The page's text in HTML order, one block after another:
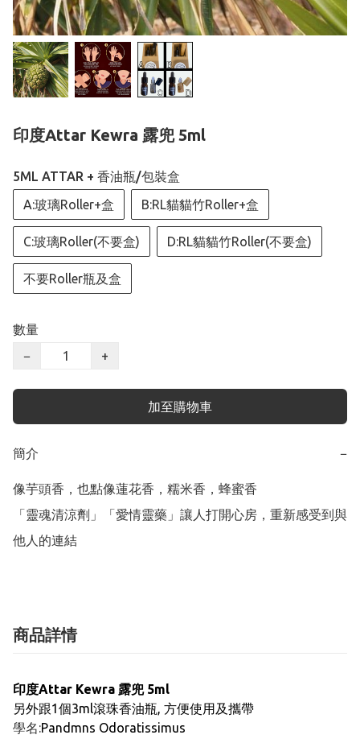
印度Attar Kewra 露兜 5ml
5ML ATTAR + 香油瓶/包裝盒
A:玻璃Roller+盒
B:RL貓貓竹Roller+盒
C:玻璃Roller(不要盒) D:RL貓貓竹Roller(不要盒)
不要Roller瓶及盒
數量
−
+
加至購物車
簡介 −
像芋頭香，也點像蓮花香，糯米香，蜂蜜香
「靈魂清涼劑」「愛情靈藥」讓人打開心房，重新感受到與
他人的連結
商品詳情
印度Attar Kewra 露兜 5ml
另外跟1個3ml滾珠香油瓶, 方便使用及攜帶
學名:Pandmns Odoratissimus